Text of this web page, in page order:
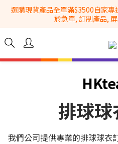
全港No.1一站式設備
選購現貨產品全單滿$3500自家
於急單, 訂制產品,
排球
我們公司提供專業的排球球衣